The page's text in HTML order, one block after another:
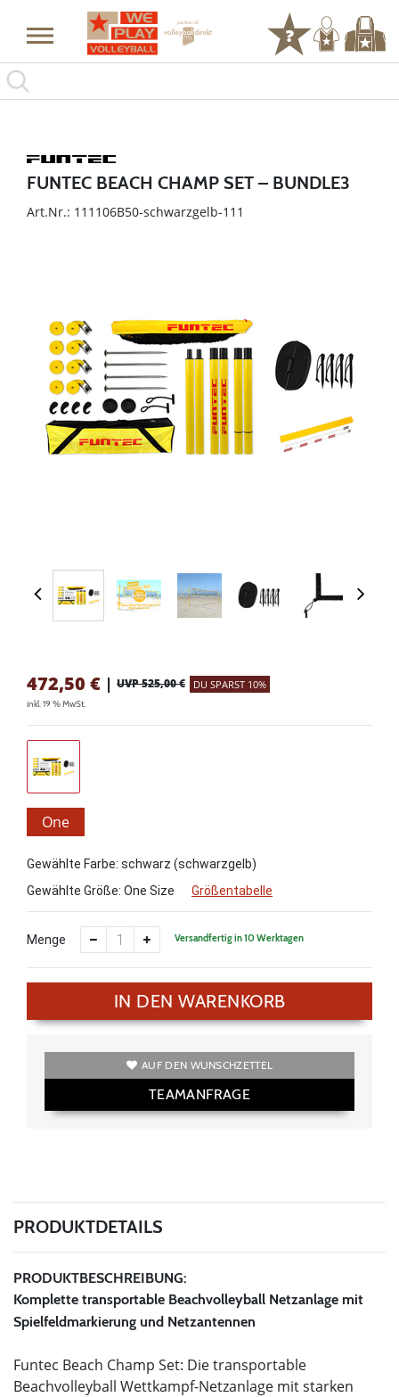
FUNTEC BEACH CHAMP SET – BUNDLE3
Art.Nr.: 111106B50-schwarzgelb-111
472,50 € | UVP 525,00 € DU SPARST 10%
inkl. 19 % MwSt.
One
Gewählte Farbe: schwarz (schwarzgelb)
Gewählte Größe: One Size Größentabelle
Menge Versandfertig in 10 Werktagen
IN DEN WARENKORB
AUF DEN WUNSCHZETTEL
TEAMANFRAGE
PRODUKTDETAILS
PRODUKTBESCHREIBUNG:
Komplette transportable Beachvolleyball Netzanlage mit
Spielfeldmarkierung und Netzantennen
Funtec Beach Champ Set: Die transportable
Beachvolleyball Wettkampf-Netzanlage mit starken